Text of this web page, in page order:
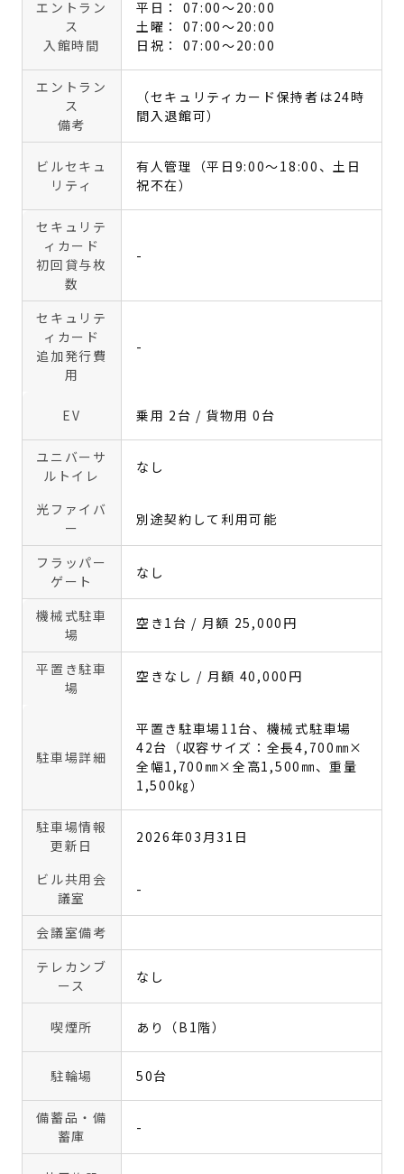
エントラン
ス
入館時間
平日： 07:00〜20:00
土曜： 07:00〜20:00
日祝： 07:00〜20:00
エントラン
ス
備考
（セキュリティカード保持者は24時
間入退館可）
ビルセキュ
リティ
有人管理（平日9:00～18:00、土日
祝不在）
セキュリテ
ィカード
初回貸与枚
数
-
セキュリテ
ィカード
追加発行費
用
-
EV 乗用 2台 / 貨物用 0台
ユニバーサ
ルトイレ
なし
光ファイバ
ー
別途契約して利用可能
フラッパー
ゲート
なし
機械式駐車
場
空き1台 / 月額 25,000円
平置き駐車
場
空きなし / 月額 40,000円
駐車場詳細
平置き駐車場11台、機械式駐車場
42台（収容サイズ：全長4,700㎜×
全幅1,700㎜×全高1,500㎜、重量
1,500㎏）
駐車場情報
更新日
2026年03月31日
ビル共用会
議室
-
会議室備考
テレカンブ
ース
なし
喫煙所 あり（B1階）
駐輪場 50台
備蓄品・備
蓄庫
-